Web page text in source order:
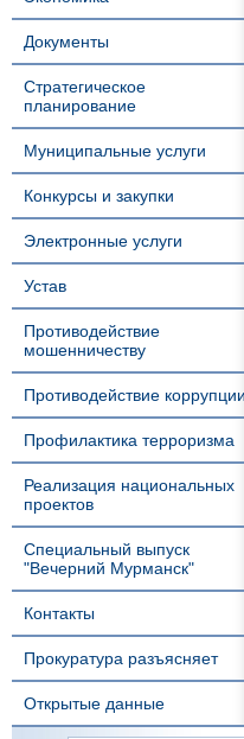
Документы
Стратегическое
планирование
Муниципальные услуги
Конкурсы и закупки
Электронные услуги
Устав
Противодействие
мошенничеству
Противодействие коррупции
Профилактика терроризма
Реализация национальных
проектов
Специальный выпуск
"Вечерний Мурманск"
Контакты
Прокуратура разъясняет
Открытые данные